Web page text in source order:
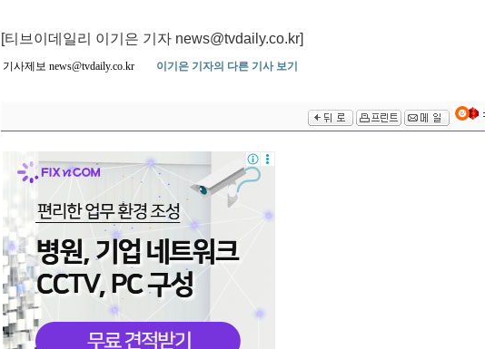
[티브이데일리 이기은 기자 news@tvdaily.co.kr]
기사제보 news@tvdaily.co.kr 이기은 기자의 다른 기사 보기